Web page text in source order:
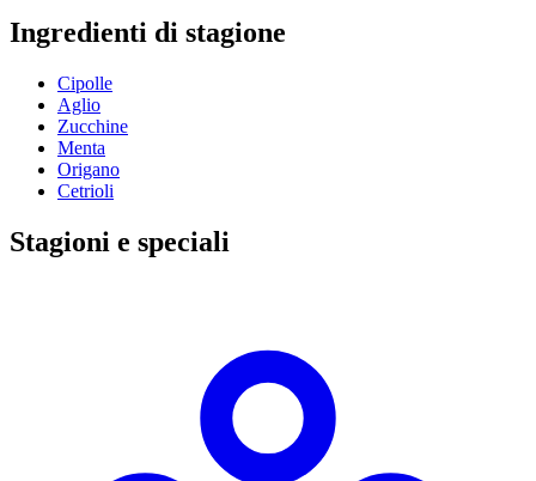
Ingredienti di stagione
Cipolle
Aglio
Zucchine
Menta
Origano
Cetrioli
Stagioni e speciali